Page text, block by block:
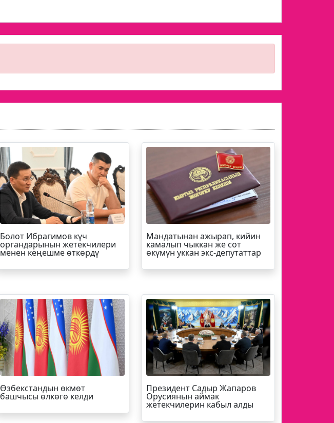
Болот Ибрагимов күч
органдарынын жетекчилери
менен кеңешме өткөрдү
Мандатынан ажырап, кийин
камалып чыккан же сот
өкүмүн уккан экс-депутаттар
Өзбекстандын өкмөт
башчысы өлкөгө келди
Президент Садыр Жапаров
Орусиянын аймак
жетекчилерин кабыл алды